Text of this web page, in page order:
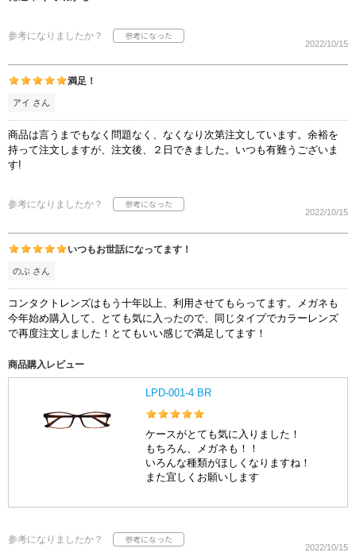
参考になりましたか？
2022/10/15
満足！
アイ さん
商品は言うまでもなく問題なく、なくなり次第注文しています。余裕を
持って注文しますが、注文後、２日できました。いつも有難うございま
す!
参考になりましたか？
2022/10/15
いつもお世話になってます！
のぶ さん
コンタクトレンズはもう十年以上、利用させてもらってます。メガネも
今年始め購入して、とても気に入ったので、同じタイプでカラーレンズ
で再度注文しました！とてもいい感じで満足してます！
商品購入レビュー
LPD-001-4 BR
ケースがとても気に入りました！
もちろん、メガネも！！
いろんな種類がほしくなりますね！
また宜しくお願いします
参考になりましたか？
2022/10/15